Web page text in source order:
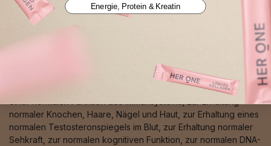
Stress, zur normalen Pigmentierung von Haut und Haaren, zum
normalen Eisentransport sowie zu einer normalen
einem normalen Makronährstoff-, Kohlenhydrat-, Fettsäure-
und Proteinstoffwechsel, zu einem normalen Vitamin-A-
Stoffwechsel, zu einem normalen Energiestoffwechsel, zu
normaler Knochen, Haare, Nägel und Haut, zur Erhaltung eines
normalen Testosteronspiegels im Blut, zur Erhaltung normaler
Sehkraft, zur normalen kognitiven Funktion, zur normalen DNA-
Energie, Protein & Kreatin